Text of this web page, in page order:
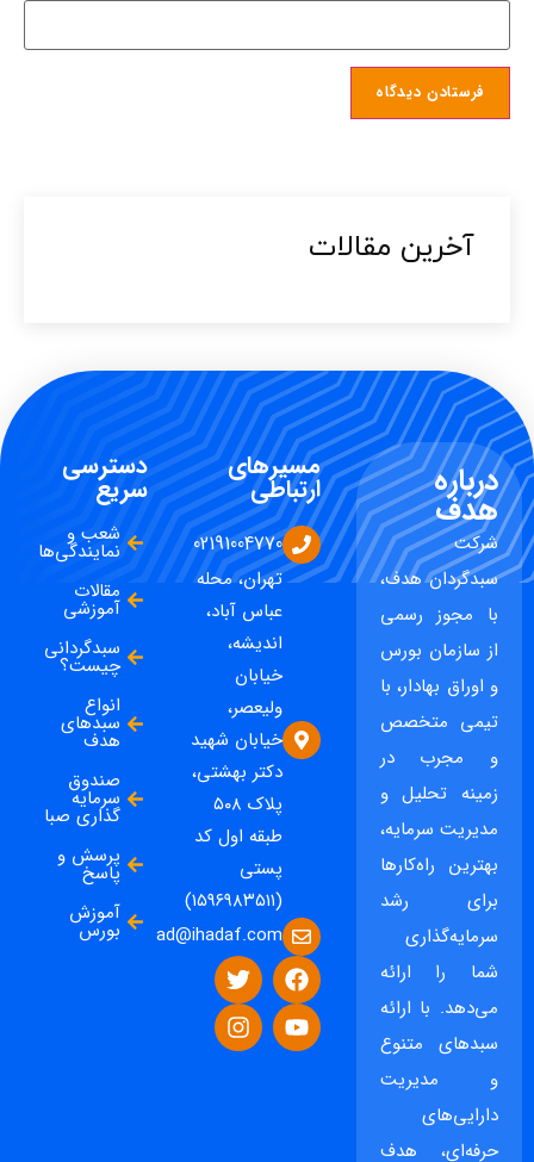
آخرین مقالات​
درباره
هدف
شرکت
سبدگردان هدف،
با مجوز رسمی
از سازمان بورس
و اوراق بهادار، با
تیمی متخصص
و مجرب در
زمینه تحلیل و
مدیریت سرمایه،
بهترین راه‌کارها
برای رشد
سرمایه‌گذاری
شما را ارائه
می‌دهد. با ارائه
سبدهای متنوع
و مدیریت
دارایی‌های
حرفه‌ای، هدف
مسیرهای
ارتباطی
02191004770
تهران، محله
عباس آباد،
اندیشه،
خیابان
ولیعصر،
خیابان شهید
دکتر بهشتی،
پلاک ۵۰۸
طبقه اول کد
پستی
(۱۵۹۶۹۸۳۵۱۱)
ad@ihadaf.com
دسترسی
سریع
شعب و
نمایندگی‌ها
مقالات
آموزشی
سبدگردانی
چیست؟
انواع
سبدهای
هدف
صندوق
سرمایه
گذاری صبا
پرسش و
پاسخ
آموزش
بورس